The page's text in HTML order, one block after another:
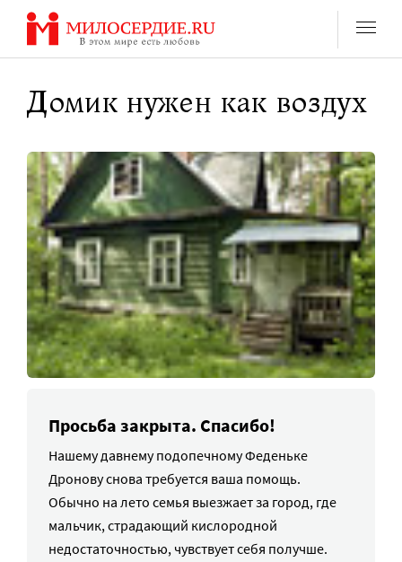
Перейти
содержанию
Домик нужен как воздух
Просьба закрыта. Спасибо!
Нашему давнему подопечному Феденьке
Дронову снова требуется ваша помощь.
Обычно на лето семья выезжает за город, где
мальчик, страдающий кислородной
недостаточностью, чувствует себя получше.